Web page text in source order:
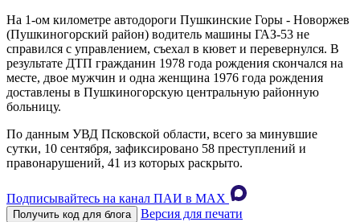
На 1-ом километре автодороги Пушкинские Горы - Новоржев
(Пушкиногорский район) водитель машины ГАЗ-53 не
справился с управлением, съехал в кювет и перевернулся. В
результате ДТП гражданин 1978 года рождения скончался на
месте, двое мужчин и одна женщина 1976 года рождения
доставлены в Пушкиногорскую центральную районную
больницу.
По данным УВД Псковской области, всего за минувшие
сутки, 10 сентября, зафиксировано 58 преступлений и
правонарушений, 41 из которых раскрыто.
Подписывайтесь на канал ПАИ в MAХ
Получить код для блога
Версия для печати